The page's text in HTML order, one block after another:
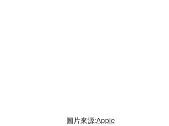
圖片來源:Apple